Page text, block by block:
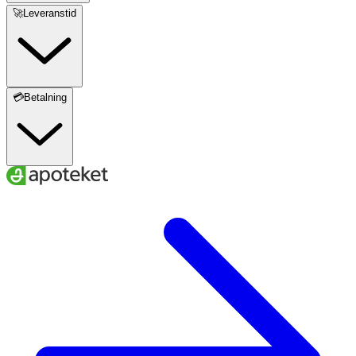
🚀Leveranstid
💳Betalning